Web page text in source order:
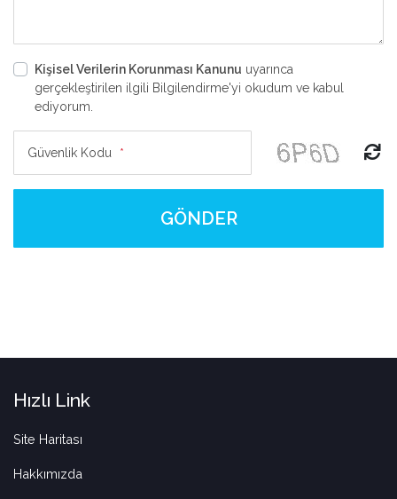
Kişisel Verilerin Korunması Kanunu uyarınca
gerçekleştirilen ilgili Bilgilendirme'yi okudum ve kabul
ediyorum.
Güvenlik Kodu *
GÖNDER
Hızlı Link
Site Haritası
Hakkımızda